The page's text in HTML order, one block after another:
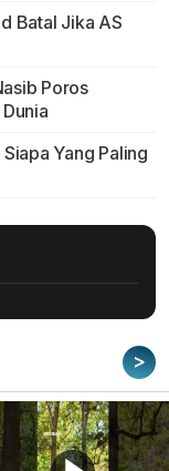
Batal Jika AS
Poros
Yang Paling
>